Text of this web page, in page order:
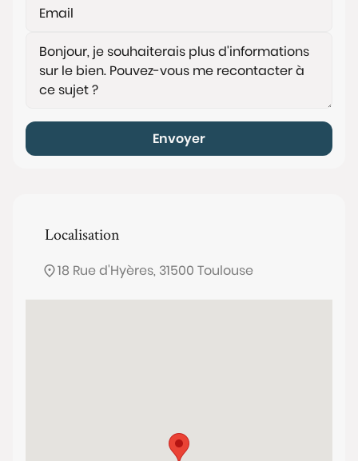
Envoyer
Localisation
18 Rue d'Hyères, 31500 Toulouse